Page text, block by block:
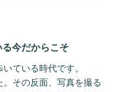
今だからこそ
ている時代です。
その反面、写真を撮る